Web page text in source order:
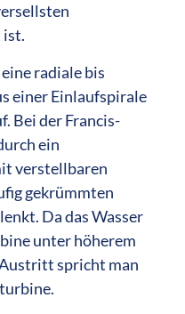
ist.
radiale bis
einer Einlaufspirale
Bei der Francis-
ein
verstellbaren
gekrümmten
Da das Wasser
unter höherem
spricht man